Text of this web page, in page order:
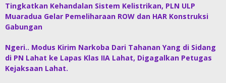
Tingkatkan Kehandalan Sistem Kelistrikan, PLN ULP
Muaradua Gelar Pemeliharaan ROW dan HAR Konstruksi
Gabungan
Ngeri.. Modus Kirim Narkoba Dari Tahanan Yang di Sidang
di PN Lahat ke Lapas Klas IIA Lahat, Digagalkan Petugas
Kejaksaan Lahat.